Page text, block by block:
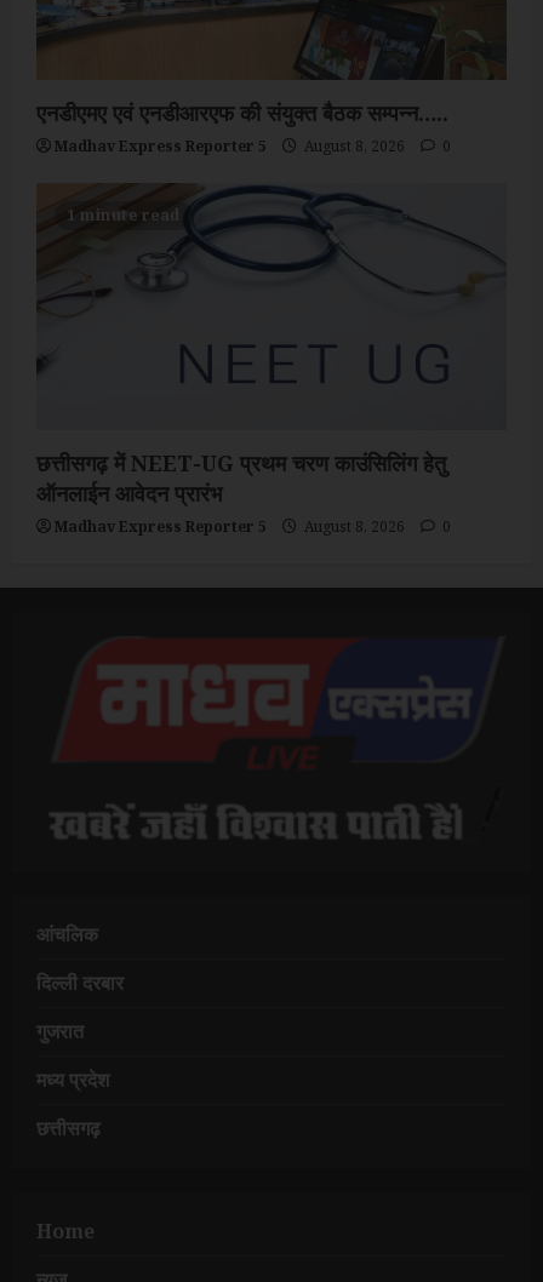
एनडीएमए एवं एनडीआरएफ की संयुक्त बैठक सम्पन्न…..
Madhav Express Reporter 5 August 8, 2026 0
1 minute read
छत्तीसगढ़ में NEET-UG प्रथम चरण काउंसिलिंग हेतु
ऑनलाईन आवेदन प्रारंभ
Madhav Express Reporter 5 August 8, 2026 0
आंचलिक
दिल्ली दरबार
गुजरात
मध्य प्रदेश
छत्तीसगढ़
Home